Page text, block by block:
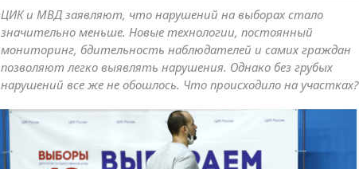
ЦИК и МВД заявляют, что нарушений на выборах стало
значительно меньше. Новые технологии, постоянный
мониторинг, бдительность наблюдателей и самих граждан
позволяют легко выявлять нарушения. Однако без грубых
нарушений все же не обошлось. Что происходило на участках?